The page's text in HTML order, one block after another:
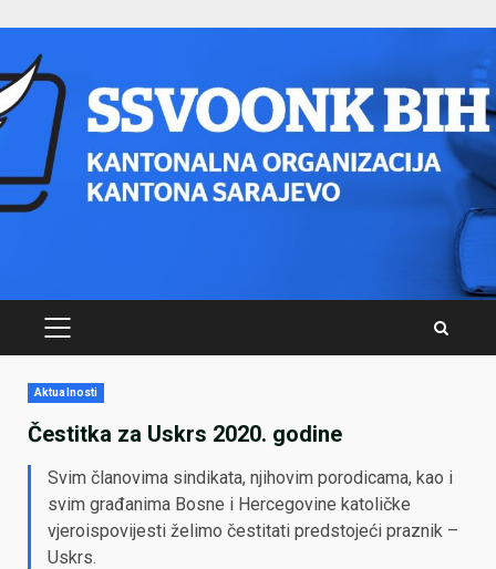
content
PRIMARY
Aktualnosti
Čestitka za Uskrs 2020. godine
Svim članovima sindikata, njihovim porodicama, kao i
svim građanima Bosne i Hercegovine katoličke
vjeroispovijesti želimo čestitati predstojeći praznik –
Uskrs.